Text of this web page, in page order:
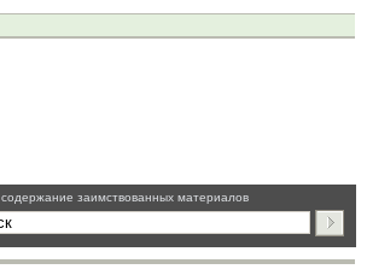
заимствованных материалов